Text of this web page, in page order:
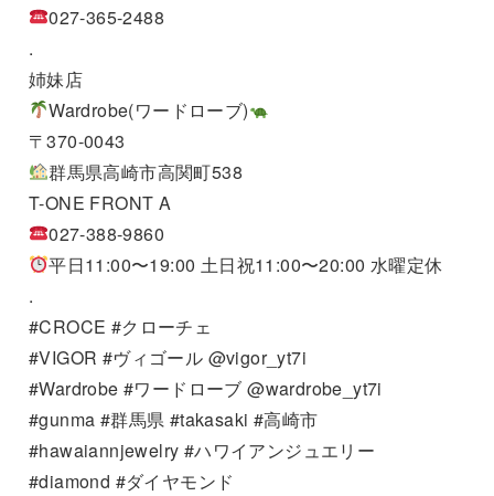
027-365-2488
.
姉妹店
Wardrobe(ワードローブ)
〒370-0043
群馬県高崎市高関町538
T-ONE FRONT A
027-388-9860
平日11:00〜19:00 土日祝11:00〜20:00 水曜定休
.
#CROCE #クローチェ
#VIGOR #ヴィゴール @vigor_yt7i
#Wardrobe #ワードローブ @wardrobe_yt7i
#gunma #群馬県 #takasaki #高崎市
#hawaiannjewelry #ハワイアンジュエリー
#diamond #ダイヤモンド